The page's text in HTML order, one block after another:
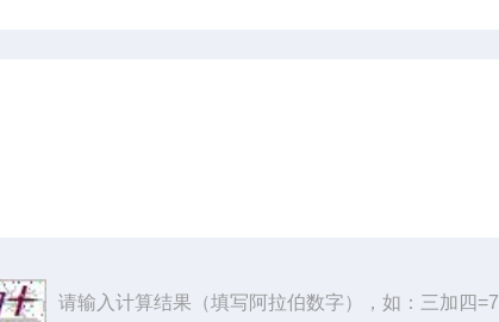
请输入计算结果（填写阿拉伯数字），如：三加四=7